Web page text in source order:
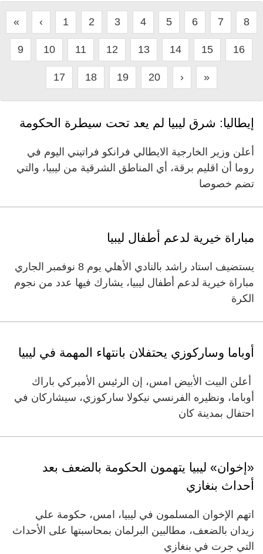
« ‹ 1 2 3 4 5 6 7 8
9 10 11 12 13 14 15 16
17 18 19 20 › »
إيطاليا: شرق ليبيا لم يعد تحت سيطرة الحكومة
أعلن وزير الخارجية الايطالي فرانكو فراتيني اليوم في
روما أن اقليم برقة، أي المناطق الشرقية من ليبيا، والتي
تضم خصوصا
مباراة خيرية لدعم أطفال ليبيا
يستضيف استاد راشد بالنادي الأهلي يوم 8 نوفمبر الجاري
مباراة خيرية لدعم أطفال ليبيا، يشارك فيها عدد من نجوم
الكرة
أوباما وساركوزي يحتفلان بانتهاء المهمة في ليبيا
أعلن البيت الأبيض امس، إن الرئيس الأميركي باراك
أوباما، ونظيره الفرنسي نيكولا ساركوزي، سيشاركان في
احتفال بمدينة كان
«إخوان» ليبيا يتهمون الحكومة بالضعف بعد
أحداث بنغازي
اتهم الإخوان المسلمون في ليبيا، امس، حكومة علي
زيدان بالضعف، مطالبين البرلمان بمحاسبتها على الأحداث
التي جرت في بنغازي